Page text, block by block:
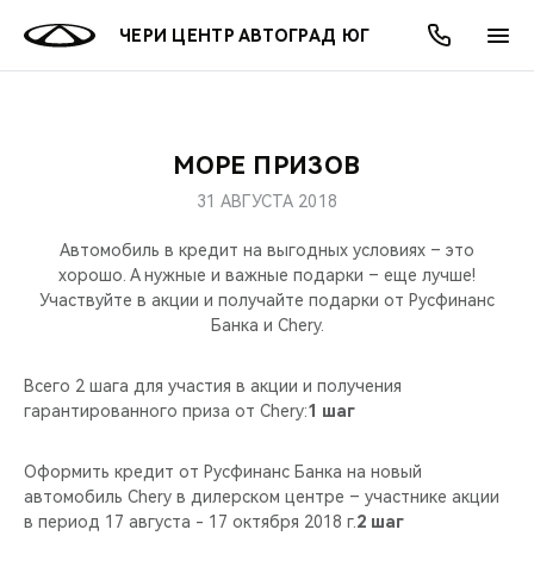
ЧЕРИ ЦЕНТР АВТОГРАД ЮГ
МОДЕЛИ
КРОССОВЕРЫ
СЕДАНЫ
ПОКУПАТЕЛЯМ
КРЕДИТ И СТРАХОВАНИЕ
ВЛАДЕЛЬЦАМ
ЗАПЧАСТИ И АКСЕССУАРЫ
CHERY CONNECT
МИР CHERY
О БРЕНДЕ
ЛЮДИ CHERY
БЛАГОТВОРИТЕЛЬНОСТЬ
CHERY REMOTE
АКЦИИ
ОНЛАЙН СЕРВИСЫ
КРЕДИТ
О КОМПАНИИ
МЫ В СОЦСЕТЯХ
МОРЕ ПРИЗОВ
31 АВГУСТА 2018
Автомобиль в кредит на выгодных условиях – это
хорошо. А нужные и важные подарки – еще лучше!
Участвуйте в акции и получайте подарки от Русфинанс
Банка и Chery.
Всего 2 шага для участия в акции и получения
гарантированного приза от Chery:1 шаг
Оформить кредит от Русфинанс Банка на новый
автомобиль Chery в дилерском центре – участнике акции
в период 17 августа - 17 октября 2018 г.2 шаг